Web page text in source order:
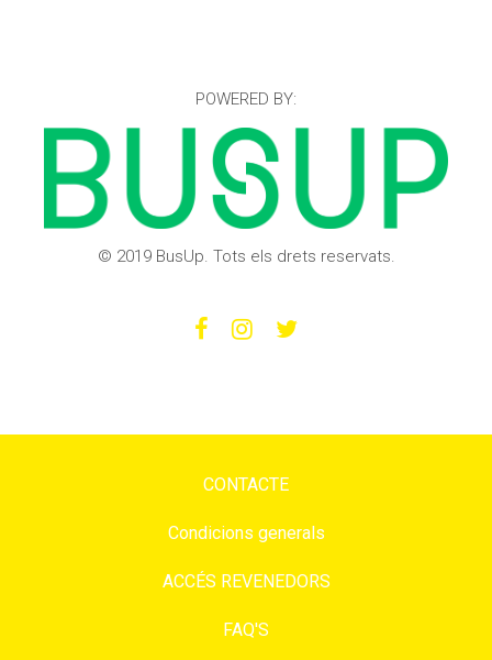
POWERED BY:
© 2019 BusUp. Tots els drets reservats.
CONTACTE
Condicions generals
ACCÉS REVENEDORS
FAQ'S